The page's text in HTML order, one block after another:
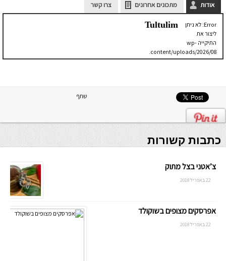
אודות מתכונים אחרונים צרו קשר
Error: לא ניתן
ליצור את
התיקייה wp-
content/uploads/2026/08.
יש לבדוק
Tultulim
שתף
כתבות קשורות
צ’אטני בצל מתוק
22 באפריל 2018
אפרסקים מצופים בשוקולד
22 באפריל 2018